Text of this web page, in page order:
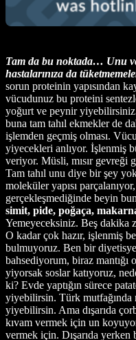
Tam da bu noktada… Unu
hastalarınıza da
sorun proteinin yapısından
vücudunuz bu proteini
yoğurt ve peynir
buna tam tahıl ekmekler de
işlemden geçmiş olması.
yiyecekleri anlıyor. İşlenmiş
veriyor. Müsli, mısır gevreği
Tam tahıl unu diye bir şey
moleküler yapısı
gerçekleşmediğinde beyin
simit, pide, poğaça,
Yemeyeceksiniz. Beş dakika
O kadar çok hazır, işlenmiş
bulmuyoruz. Ben bir
bahsediyorum, biraz mantığı
yiyorsak soslar katıyoruz,
ki? Evde yaptığın sürece
yiyebilirsin. Türk mutfağında
yiyebilirsin. Ama dışarıda
kıvam vermek için un
vermek için. Dışarıda